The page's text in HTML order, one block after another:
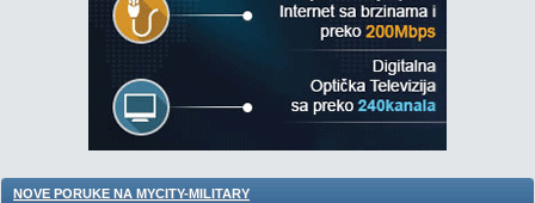
NOVE PORUKE NA MYCITY-MILITARY